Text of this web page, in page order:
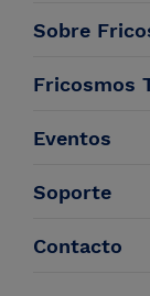
Sobre
Fricosmos
Eventos
Soporte
Contacto